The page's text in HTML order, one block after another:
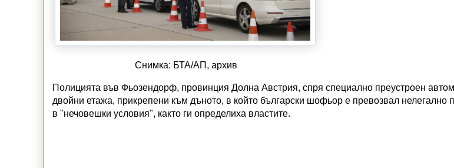
Снимка: БТА/АП, архив
Полицията във Фьозендорф, провинция Долна Австрия, спря специално преустроен
двойни етажа, прикрепени към дъното, в който български шофьор е превозвал нелегално
в "нечовешки условия", както ги определиха властите.